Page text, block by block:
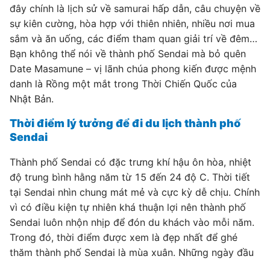
đây chính là lịch sử về samurai hấp dẫn, câu chuyện về
sự kiên cường, hòa hợp với thiên nhiên, nhiều nơi mua
sắm và ăn uống, các điểm tham quan giải trí về đêm…
Bạn không thể nói về thành phố Sendai mà bỏ quên
Date Masamune – vị lãnh chúa phong kiến được mệnh
danh là Rồng một mắt trong Thời Chiến Quốc của
Nhật Bản.
Thời điểm lý tưởng để đi du lịch thành phố
Sendai
Thành phố Sendai có đặc trưng khí hậu ôn hòa, nhiệt
độ trung bình hằng năm từ 15 đến 24 độ C. Thời tiết
tại Sendai nhìn chung mát mẻ và cực kỳ dễ chịu. Chính
vì có điều kiện tự nhiên khá thuận lợi nên thành phố
Sendai luôn nhộn nhịp để đón du khách vào mỗi năm.
Trong đó, thời điểm được xem là đẹp nhất để ghé
thăm thành phố Sendai là mùa xuân. Những ngày đầu